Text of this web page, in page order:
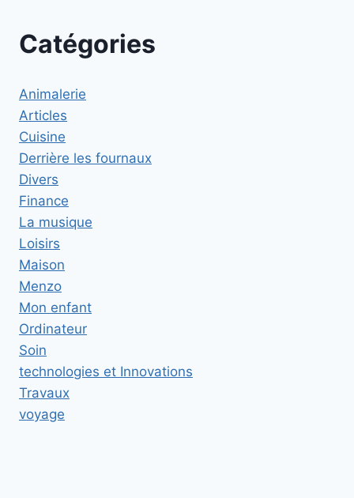
Catégories
Animalerie
Articles
Cuisine
Derrière les fournaux
Divers
Finance
La musique
Loisirs
Maison
Menzo
Mon enfant
Ordinateur
Soin
technologies et Innovations
Travaux
voyage